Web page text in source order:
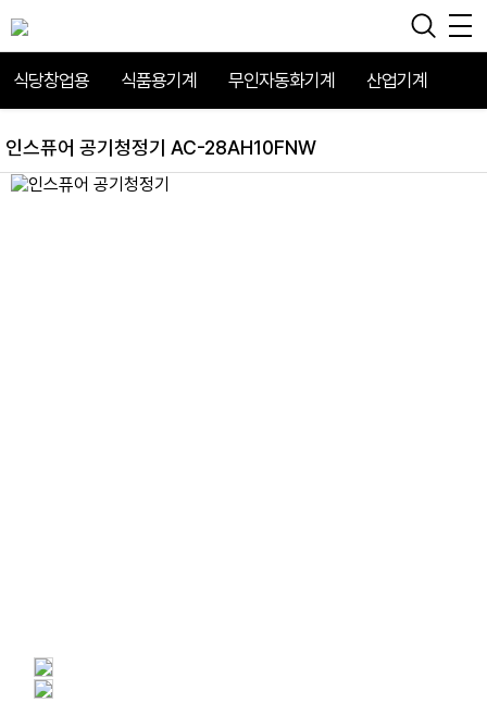
식당창업용 식품용기계 무인자동화기계 산업기계
인스퓨어 공기청정기 AC-28AH10FNW